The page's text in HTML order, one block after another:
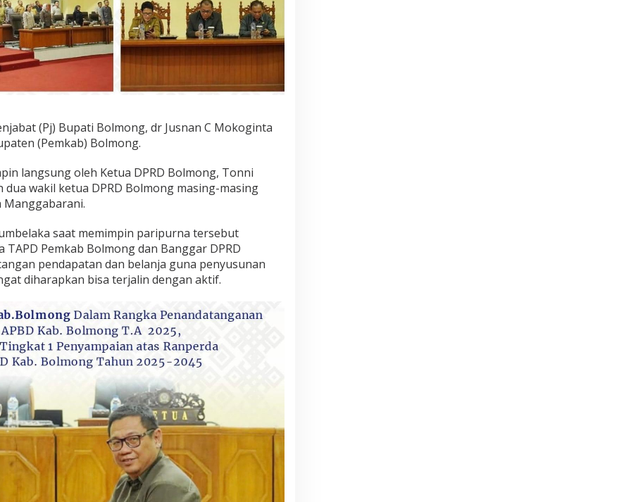
(Pj) Bupati Bolmong, dr Jusnan C Mokoginta
(Pemkab) Bolmong.
langsung oleh Ketua DPRD Bolmong, Tonni
wakil ketua DPRD Bolmong masing-masing
Manggabarani.
saat memimpin paripurna tersebut
Pemkab Bolmong dan Banggar DPRD
pendapatan dan belanja guna penyusunan
diharapkan bisa terjalin dengan aktif.